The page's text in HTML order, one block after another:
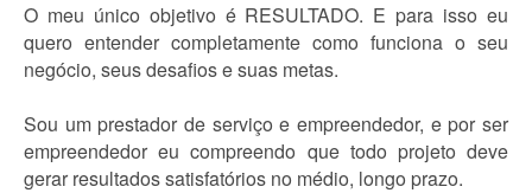
O meu único objetivo é RESULTADO. E para isso eu
quero entender completamente como funciona o seu
negócio, seus desafios e suas metas.
Sou um prestador de serviço e empreendedor, e por ser
empreendedor eu compreendo que todo projeto deve
gerar resultados satisfatórios no médio, longo prazo.